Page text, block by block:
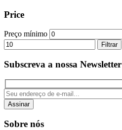
Price
Preço mínimo
Filtrar
Subscreva a nossa Newsletter
Assinar
Sobre nós